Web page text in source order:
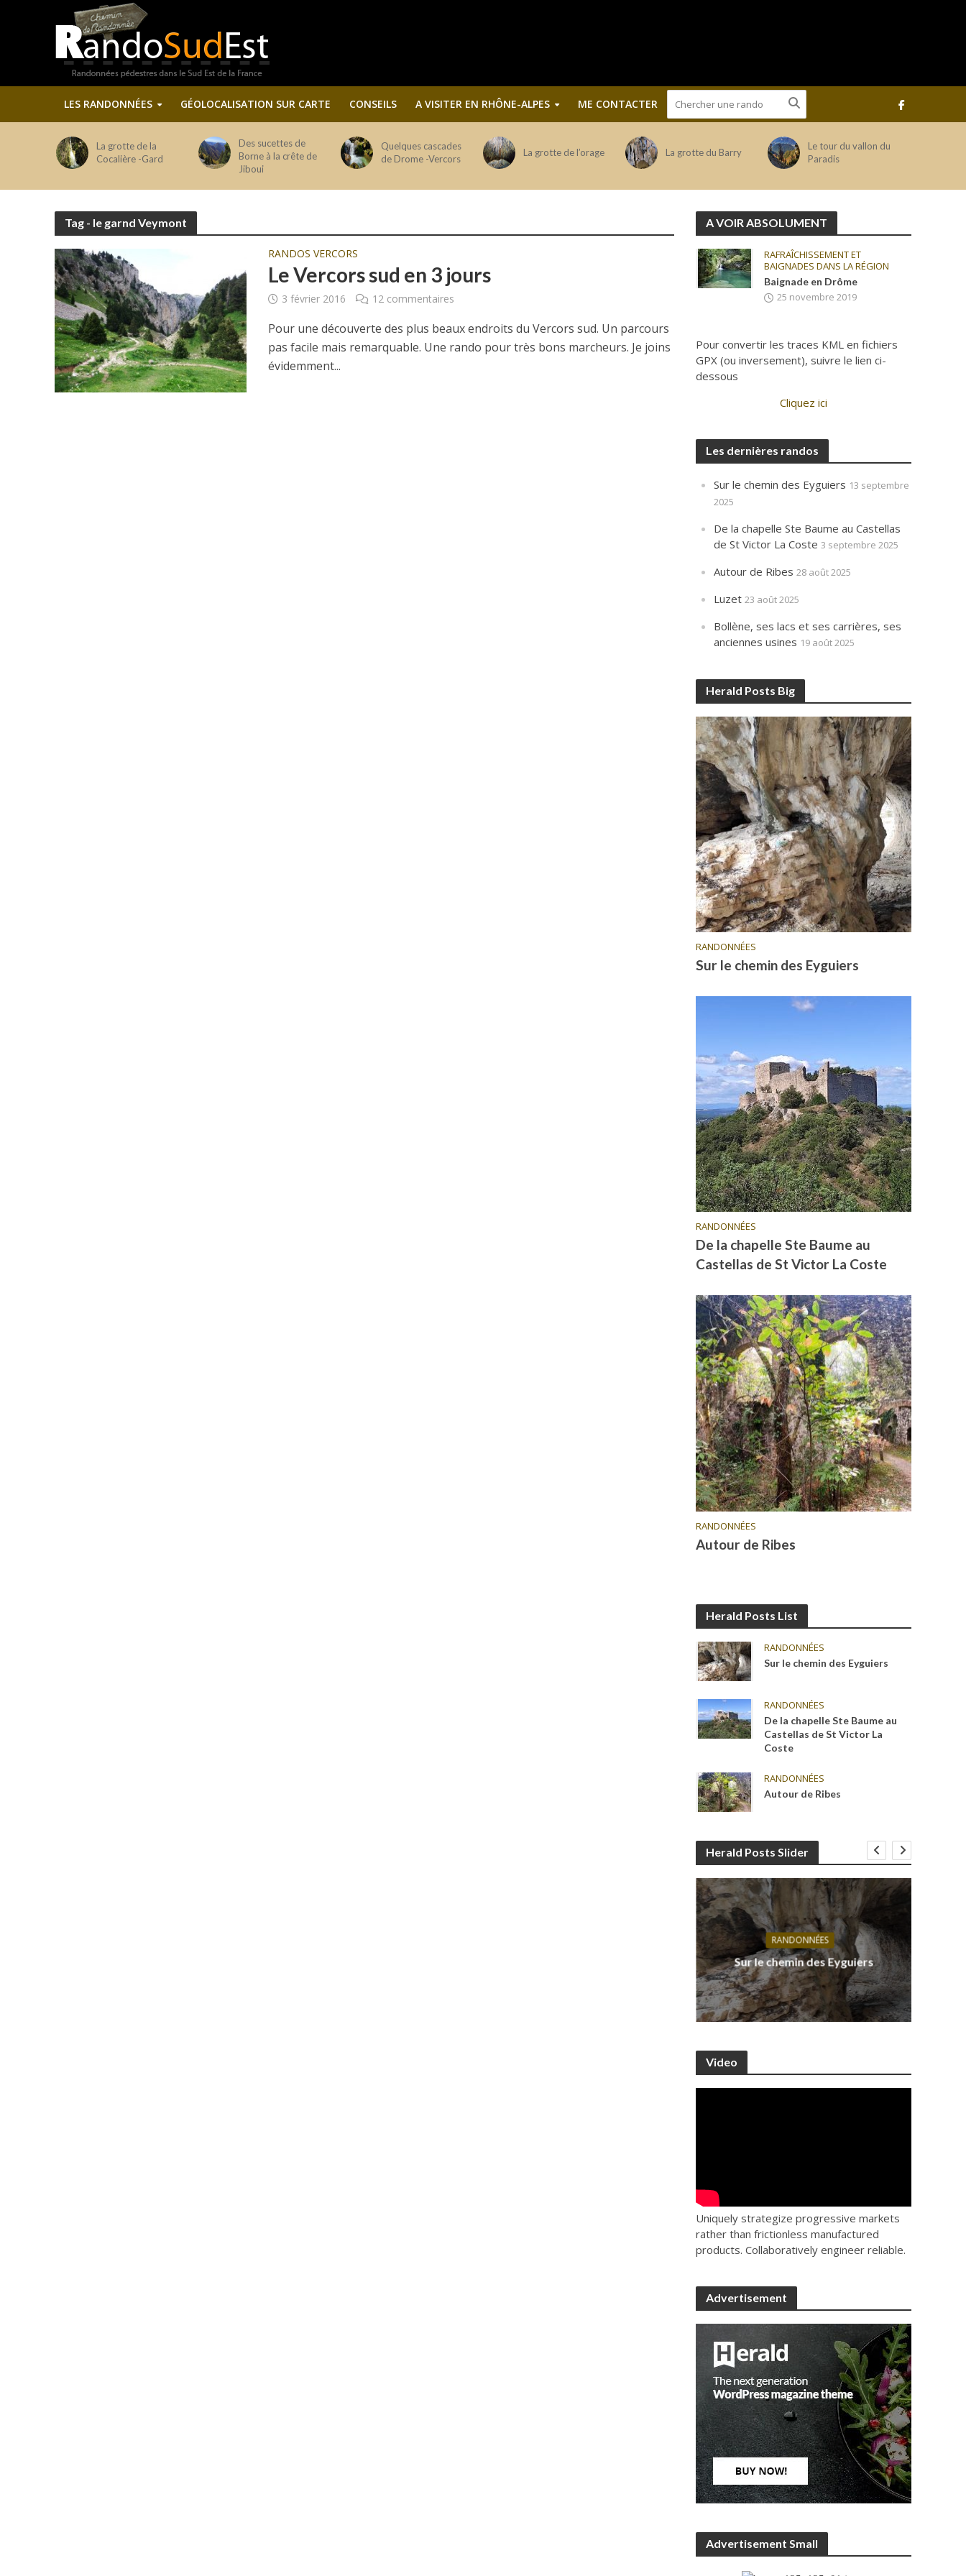
LES RANDONNÉES GÉOLOCALISATION SUR CARTE CONSEILS A VISITER EN RHÔNE-ALPES ME CONTACTER
La grotte de la
Cocalière -Gard
Des sucettes de
Borne à la crête de
Jiboui
Quelques cascades
de Drome -Vercors
La grotte de l’orage La grotte du Barry
Le tour du vallon du
Paradis
Tag - le garnd Veymont
RANDOS VERCORS
Le Vercors sud en 3 jours
3 février 2016 12 commentaires
Pour une découverte des plus beaux endroits du Vercors sud. Un parcours
pas facile mais remarquable. Une rando pour très bons marcheurs. Je joins
évidemment...
A VOIR ABSOLUMENT
RAFRAÎCHISSEMENT ET
BAIGNADES DANS LA RÉGION
Baignade en Drôme
25 novembre 2019
Pour convertir les traces KML en fichiers
GPX (ou inversement), suivre le lien ci-
dessous
Cliquez ici
Les dernières randos
Sur le chemin des Eyguiers 13 septembre
2025
De la chapelle Ste Baume au Castellas
de St Victor La Coste 3 septembre 2025
Autour de Ribes 28 août 2025
Luzet 23 août 2025
Bollène, ses lacs et ses carrières, ses
anciennes usines 19 août 2025
Herald Posts Big
RANDONNÉES
Sur le chemin des Eyguiers
RANDONNÉES
De la chapelle Ste Baume au
Castellas de St Victor La Coste
RANDONNÉES
Autour de Ribes
Herald Posts List
RANDONNÉES
Sur le chemin des Eyguiers
RANDONNÉES
De la chapelle Ste Baume au
Castellas de St Victor La
Coste
RANDONNÉES
Autour de Ribes
Herald Posts Slider
RANDONNÉES
Sur le chemin des Eyguiers
Video
Uniquely strategize progressive markets
rather than frictionless manufactured
products. Collaboratively engineer reliable.
Advertisement
Advertisement Small